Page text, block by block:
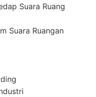
Suara Ruang
Suara Ruangan